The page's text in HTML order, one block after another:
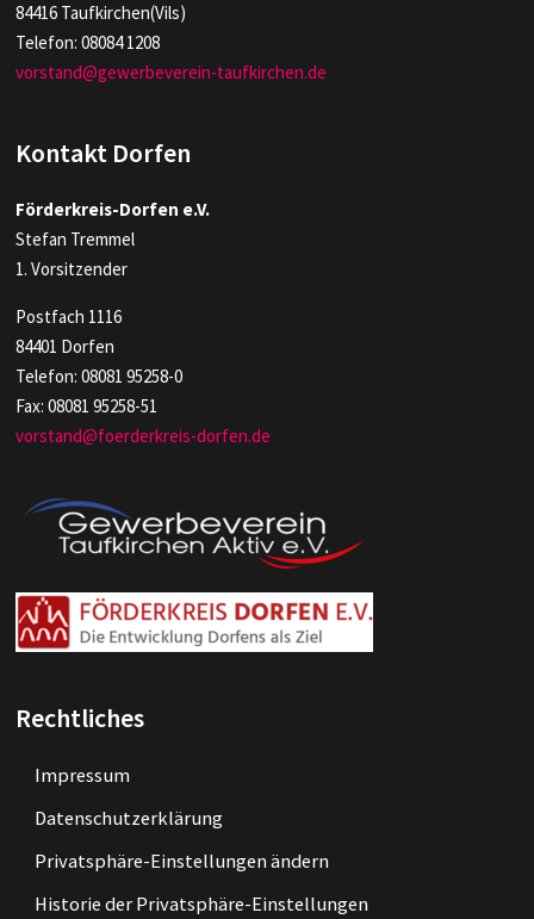
84416 Taufkirchen(Vils)
Telefon: 08084 1208
vorstand@gewerbeverein-taufkirchen.de
Kontakt Dorfen
Förderkreis-Dorfen e.V.
Stefan Tremmel
1. Vorsitzender
Postfach 1116
84401 Dorfen
Telefon: 08081 95258-0
Fax: 08081 95258-51
vorstand@foerderkreis-dorfen.de
Rechtliches
Impressum
Datenschutzerklärung
Privatsphäre-Einstellungen ändern
Historie der Privatsphäre-Einstellungen